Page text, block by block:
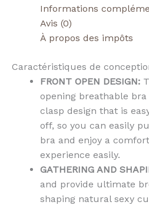
Informations
Avis (0)
À propos des impôts
Caractéristiques de
FRONT OPEN DESIGN:
opening breathable
clasp design that is
off, so you can easily
bra and enjoy a
experience easily.
GATHERING AND
and provide ultimate
shaping natural sexy